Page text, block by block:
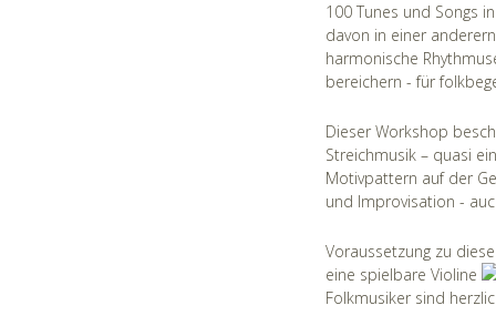
100 Tunes und Songs
davon in einer
harmonische
bereichern - für
Dieser Workshop
Streichmusik – quasi
Motivpattern auf der
und Improvisation -
Voraussetzung zu
eine spielbare Violine
Folkmusiker sind